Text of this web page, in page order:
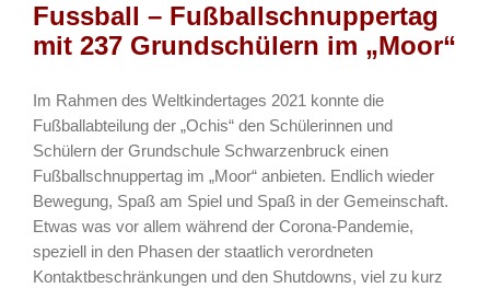
Burgthann
finden
starken
Fussball – Fußballschnuppertag
mit 237 Grundschülern im „Moor“
Im Rahmen des Weltkindertages 2021 konnte die
Fußballabteilung der „Ochis“ den Schülerinnen und
Schülern der Grundschule Schwarzenbruck einen
Fußballschnuppertag im „Moor“ anbieten. Endlich wieder
Bewegung, Spaß am Spiel und Spaß in der Gemeinschaft.
Etwas was vor allem während der Corona-Pandemie,
speziell in den Phasen der staatlich verordneten
Kontaktbeschränkungen und den Shutdowns, viel zu kurz